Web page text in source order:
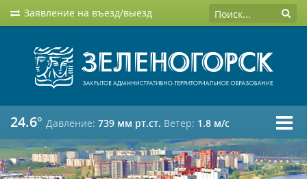
Заявление на въезд/выезд
24.6° Давление: 739 мм рт.ст. Ветер: 1.8 м/c